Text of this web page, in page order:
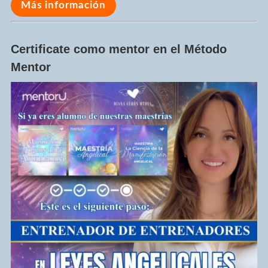
Más información
Certificate como mentor en el Método
Mentor